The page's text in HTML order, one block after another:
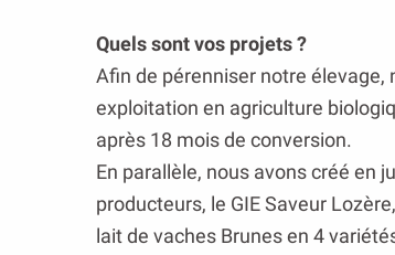
Quels sont vos projets ?
Afin de pérenniser notre élevage,
exploitation en agriculture
après 18 mois de conversion.
En parallèle, nous avons créé en
producteurs, le GIE Saveur
lait de vaches Brunes en 4